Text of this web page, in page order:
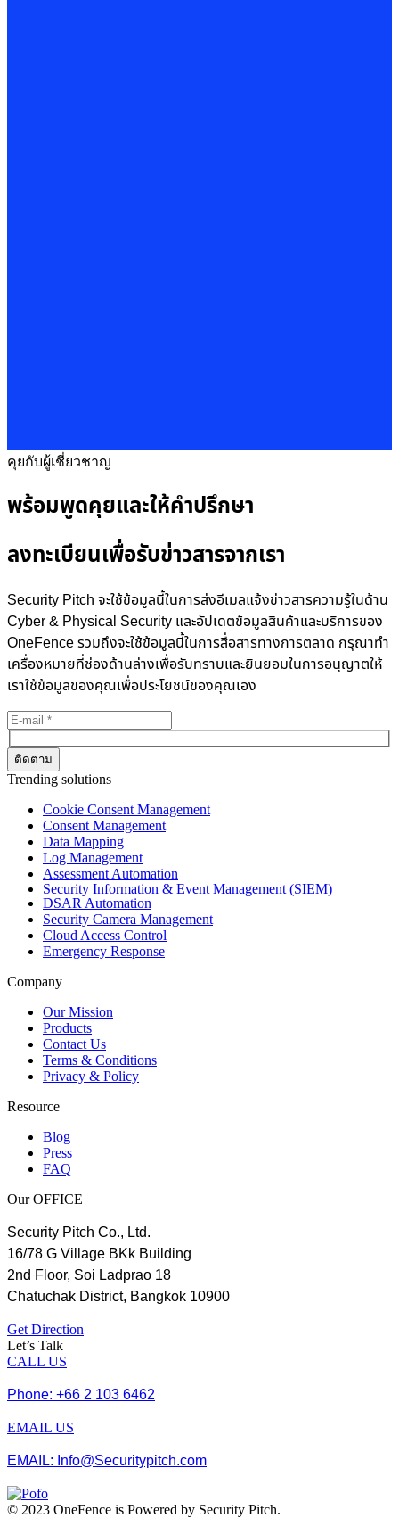
คุยกับผู้เชี่ยวชาญ
พร้อมพูดคุยและให้คำปรึกษา
ลงทะเบียนเพื่อรับข่าวสารจากเรา
Security Pitch จะใช้ข้อมูลนี้ในการส่งอีเมลแจ้งข่าวสารความรู้ในด้าน
Cyber & Physical Security และอัปเดตข้อมูลสินค้าและบริการของ
OneFence รวมถึงจะใช้ข้อมูลนี้ในการสื่อสารทางการตลาด กรุณาทำ
เครื่องหมายที่ช่องด้านล่างเพื่อรับทราบและยินยอมในการอนุญาตให้
เราใช้ข้อมูลของคุณเพื่อประโยชน์ของคุณเอง
Trending solutions
Cookie Consent Management
Consent Management
Data Mapping
Log Management
Assessment Automation
Security Information & Event Management (SIEM)
DSAR Automation
Security Camera Management
Cloud Access Control
Emergency Response
Company
Our Mission
Products
Contact Us
Terms & Conditions
Privacy & Policy
Resource
Blog
Press
FAQ
Our OFFICE
Security Pitch Co., Ltd.
16/78 G Village BKk Building
2nd Floor, Soi Ladprao 18
Chatuchak District, Bangkok 10900
Get Direction
Let’s Talk
CALL US
Phone: +66 2 103 6462
EMAIL US
EMAIL: Info@Securitypitch.com
© 2023 OneFence is Powered by Security Pitch.